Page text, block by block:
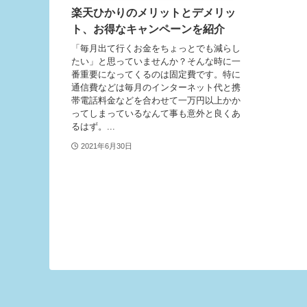
楽天ひかりのメリットとデメリッ
ト、お得なキャンペーンを紹介
「毎月出て行くお金をちょっとでも減らし
たい」と思っていませんか？そんな時に一
番重要になってくるのは固定費です。特に
通信費などは毎月のインターネット代と携
帯電話料金などを合わせて一万円以上かか
ってしまっているなんて事も意外と良くあ
るはず。...
2021年6月30日